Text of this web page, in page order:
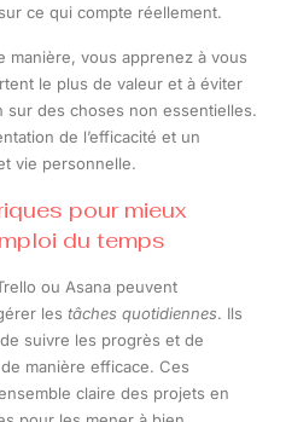
ce qui compte réellement.
manière, vous apprenez à vous
le plus de valeur et à éviter
sur des choses non essentielles.
de l’efficacité et un
vie personnelle.
pour mieux
du temps
ou Asana peuvent
les tâches quotidiennes. Ils
de suivre les progrès et de
manière efficace. Ces
claire des projets en